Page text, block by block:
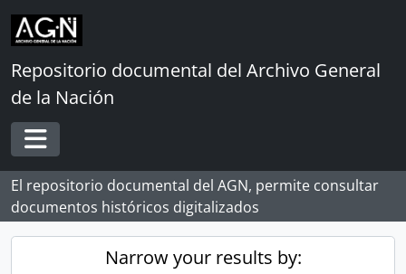
Skip to main content
Repositorio documental del Archivo General
de la Nación
Toggle navigation
El repositorio documental del AGN, permite consultar
documentos históricos digitalizados
Narrow your results by: